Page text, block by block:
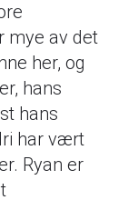
mye av det
her, og
hans
hans
har vært
Ryan er